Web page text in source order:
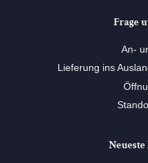
Frage
An-
Lieferung ins